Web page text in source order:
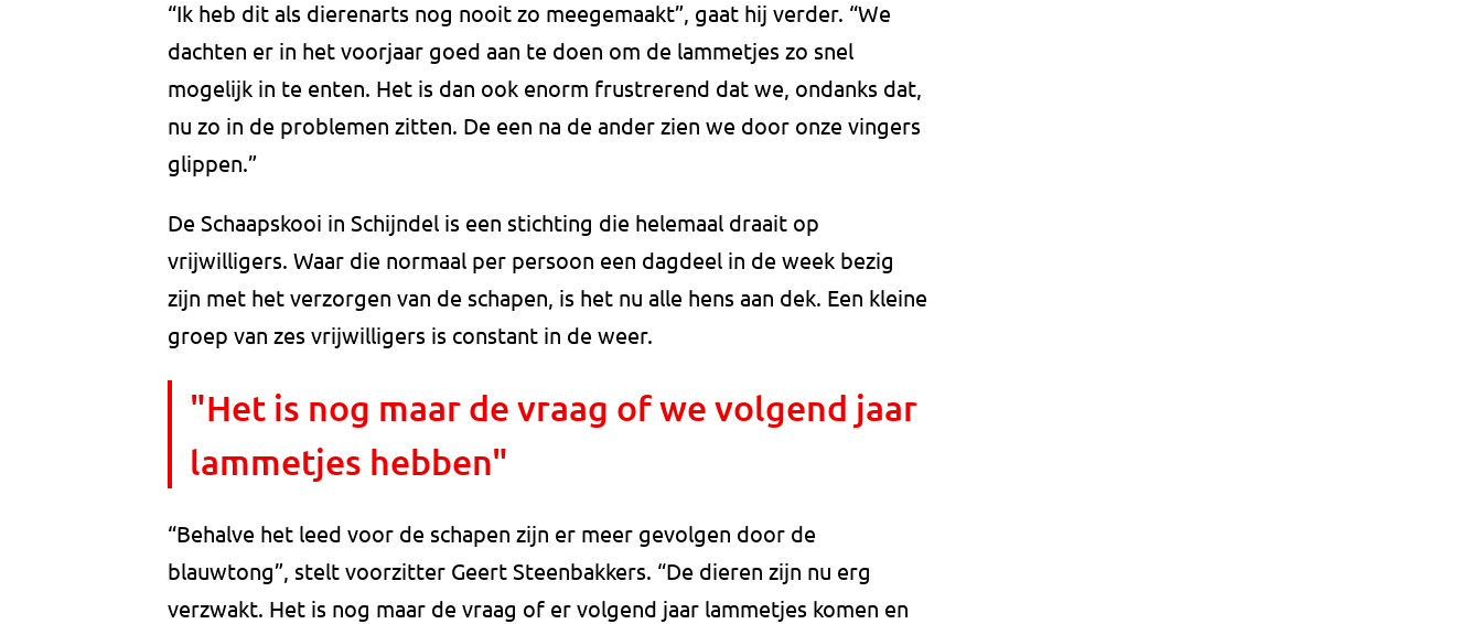
“Ik heb dit als dierenarts nog nooit zo meegemaakt”, gaat hij verder. “We
dachten er in het voorjaar goed aan te doen om de lammetjes zo snel
mogelijk in te enten. Het is dan ook enorm frustrerend dat we, ondanks dat,
nu zo in de problemen zitten. De een na de ander zien we door onze vingers
glippen.”
De Schaapskooi in Schijndel is een stichting die helemaal draait op
vrijwilligers. Waar die normaal per persoon een dagdeel in de week bezig
zijn met het verzorgen van de schapen, is het nu alle hens aan dek. Een kleine
groep van zes vrijwilligers is constant in de weer.
"Het is nog maar de vraag of we volgend jaar
lammetjes hebben"
“Behalve het leed voor de schapen zijn er meer gevolgen door de
blauwtong”, stelt voorzitter Geert Steenbakkers. “De dieren zijn nu erg
verzwakt. Het is nog maar de vraag of er volgend jaar lammetjes komen en